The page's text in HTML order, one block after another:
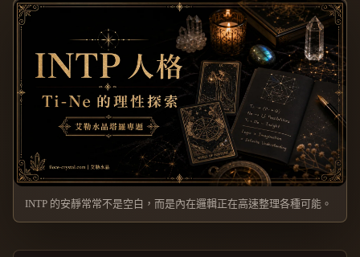
INTP 的安靜常常不是空白，而是內在邏輯正在高速整理各種可能。